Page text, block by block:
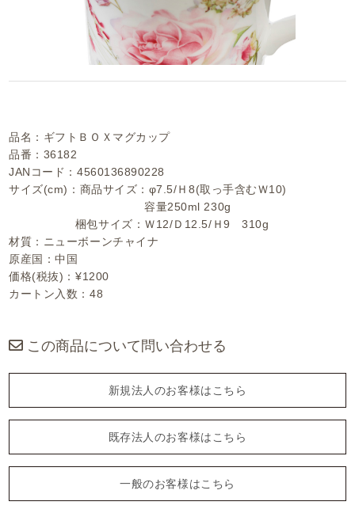
品名：ギフトＢＯＸマグカップ
品番：36182
JANコード：4560136890228
サイズ(cm)：商品サイズ：φ7.5/Ｈ8(取っ手含むＷ10)
容量250ml 230g
梱包サイズ：Ｗ12/Ｄ12.5/Ｈ9 310g
材質：ニューボーンチャイナ
原産国：中国
価格(税抜)：¥1200
カートン入数：48
この商品について問い合わせる
新規法人のお客様はこちら
既存法人のお客様はこちら
一般のお客様はこちら